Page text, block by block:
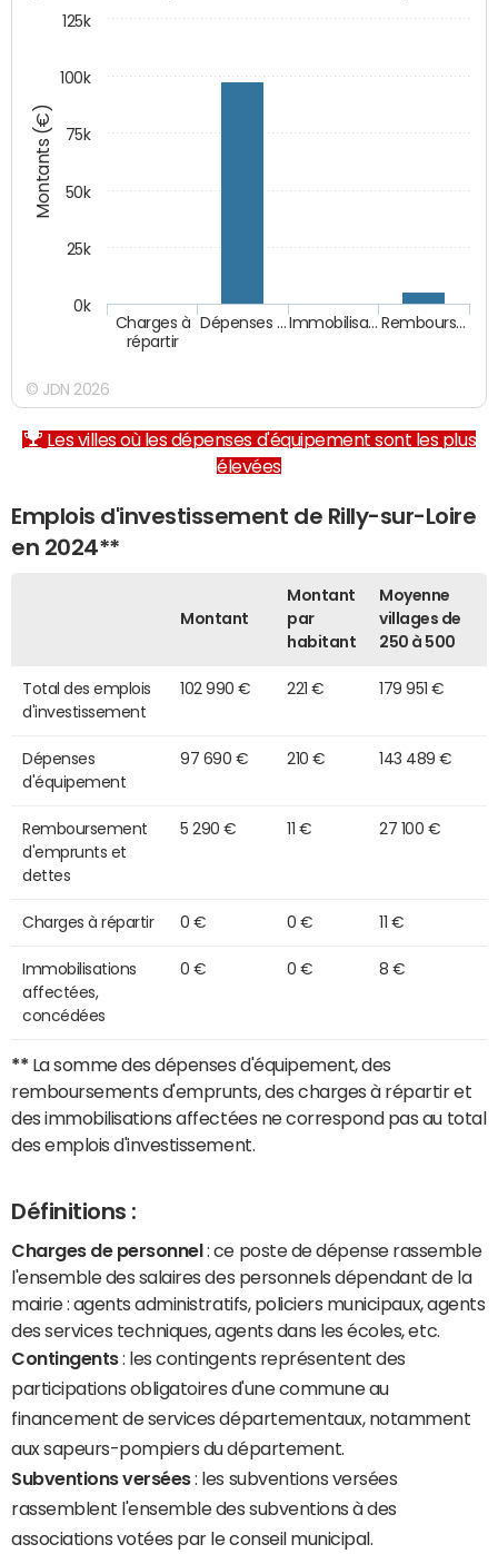
Montants (€)
Charges à
répartir
Dépenses … Immobilisa… Rembours…
0k
25k
50k
75k
100k
125k
© JDN 2026
Les villes où les dépenses d'équipement sont les plus
élevées
Emplois d'investissement de Rilly-sur-Loire
en 2024**
Montant
Montant
par
habitant
Moyenne
villages de
250 à 500
Total des emplois
d'investissement
102 990 € 221 € 179 951 €
Dépenses
d'équipement
97 690 € 210 € 143 489 €
Remboursement
d'emprunts et
dettes
5 290 € 11 € 27 100 €
Charges à répartir 0 € 0 € 11 €
Immobilisations
affectées,
concédées
0 € 0 € 8 €
** La somme des dépenses d'équipement, des
remboursements d'emprunts, des charges à répartir et
des immobilisations affectées ne correspond pas au total
des emplois d'investissement.
Définitions :
Charges de personnel : ce poste de dépense rassemble
l'ensemble des salaires des personnels dépendant de la
mairie : agents administratifs, policiers municipaux, agents
des services techniques, agents dans les écoles, etc.
Contingents: les contingents représentent des
participations obligatoires d'une commune au
financement de services départementaux, notamment
aux sapeurs-pompiers du département.
Subventions versées: les subventions versées
rassemblent l'ensemble des subventions à des
associations votées par le conseil municipal.